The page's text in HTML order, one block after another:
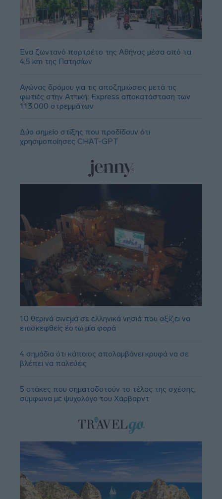
Ένα ζωντανό πορτρέτο της Αθήνας μέσα από τα
4,5 km της Πατησίων
Αγώνας δρόμου για τις αποζημιώσεις μετά τις
φωτιές στην Αττική: Express αποκατάσταση των
113.000 στρεμμάτων
Δύο σημείο στίξης που προδίδουν ότι
χρησιμοποίησες CHAT-GPT
10 θερινά σινεμά σε ελληνικά νησιά που αξίζει να
επισκεφθείς έστω μία φορά
4 σημάδια ότι κάποιος απολαμβάνει κρυφά να σε
βλέπει να παλεύεις
5 ατάκες που σηματοδοτούν το τέλος της σχέσης,
σύμφωνα με ψυχολόγο του Χάρβαρντ